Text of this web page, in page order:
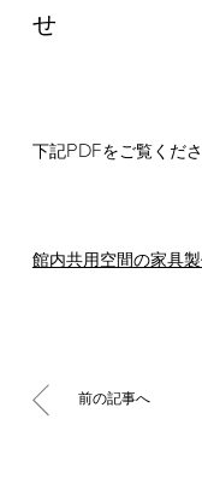
せ
下記PDFをご覧くださ
館内共⽤空間の家具
前の記事へ